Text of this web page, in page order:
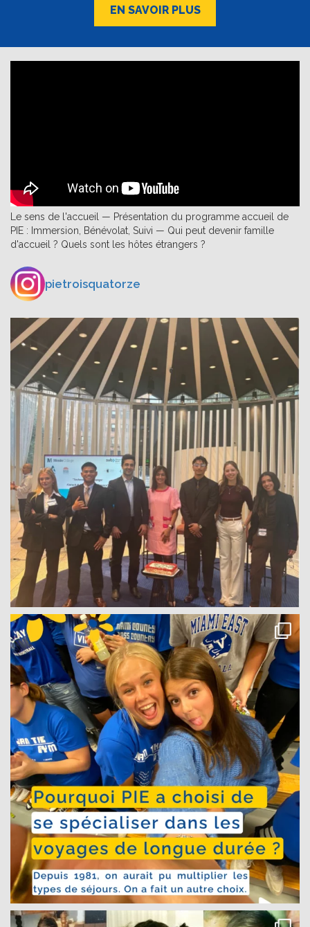
EN SAVOIR PLUS
Le sens de l'accueil — Présentation du programme accueil de
PIE : Immersion, Bénévolat, Suivi — Qui peut devenir famille
d'accueil ? Quels sont les hôtes étrangers ?
pietroisquatorze